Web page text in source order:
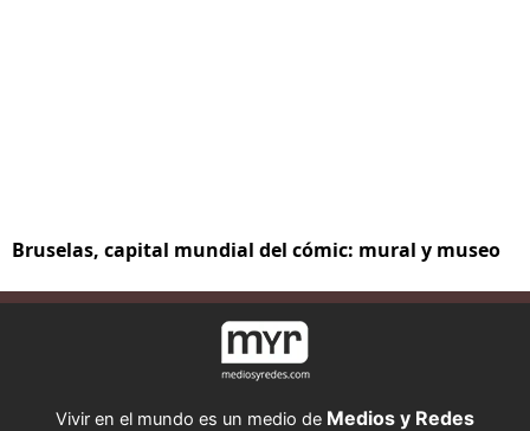
Bruselas, capital mundial del cómic: mural y museo
Vivir en el mundo es un medio de Medios y Redes